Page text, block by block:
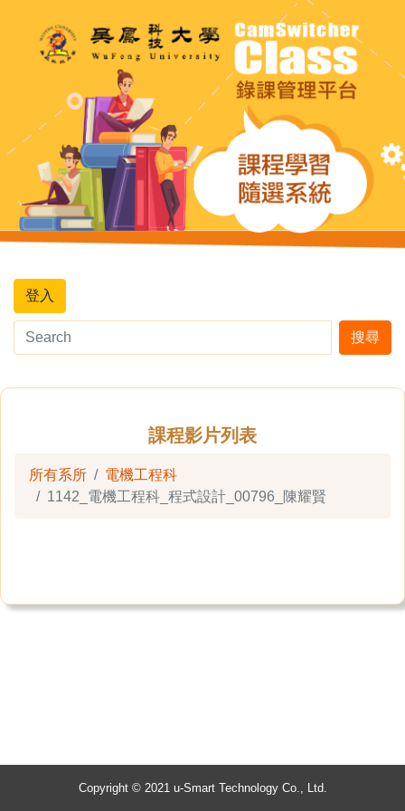
登入
搜尋
課程影片列表
所有系所
電機工程科
1142_電機工程科_程式設計_00796_陳耀賢
Copyright © 2021 u-Smart Technology Co., Ltd.